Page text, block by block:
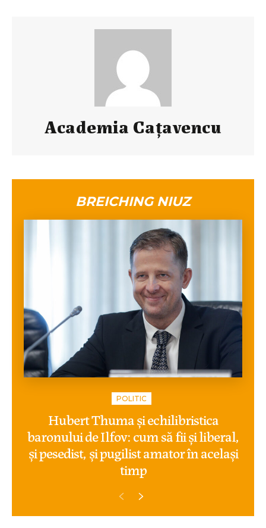
Academia Caţavencu
BREICHING NIUZ
POLITIC
Hubert Thuma și echilibristica
baronului de Ilfov: cum să fii și liberal,
și pesedist, și pugilist amator în același
timp